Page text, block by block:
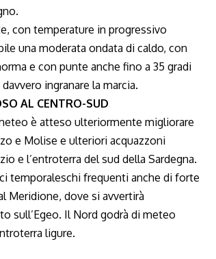
con temperature in progressivo
una moderata ondata di caldo, con
e con punte anche fino a 35 gradi
ingranare la marcia.
AL CENTRO-SUD
è atteso ulteriormente migliorare
e Molise e ulteriori acquazzoni
e l’entroterra del sud della Sardegna.
temporaleschi frequenti anche di forte
Meridione, dove si avvertirà
sull’Egeo. Il Nord godrà di meteo
ligure.